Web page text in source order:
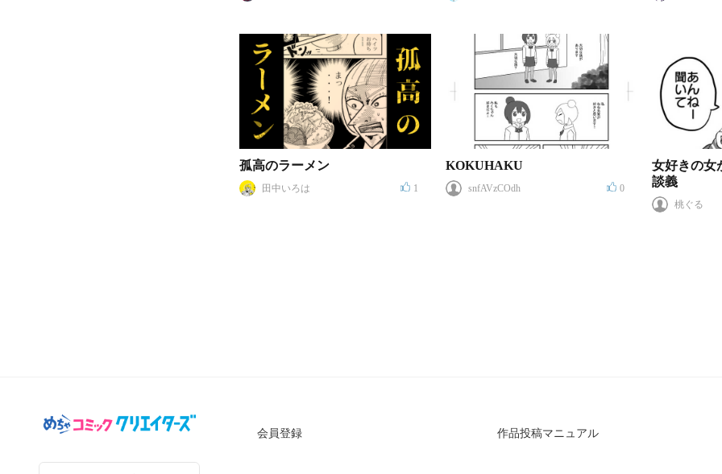
孤高のラーメン
田中いろは 1
KOKUHAKU
snfAVzCOdh 0
女好きの女
談義
桃ぐる
会員登録 作品投稿マニュアル